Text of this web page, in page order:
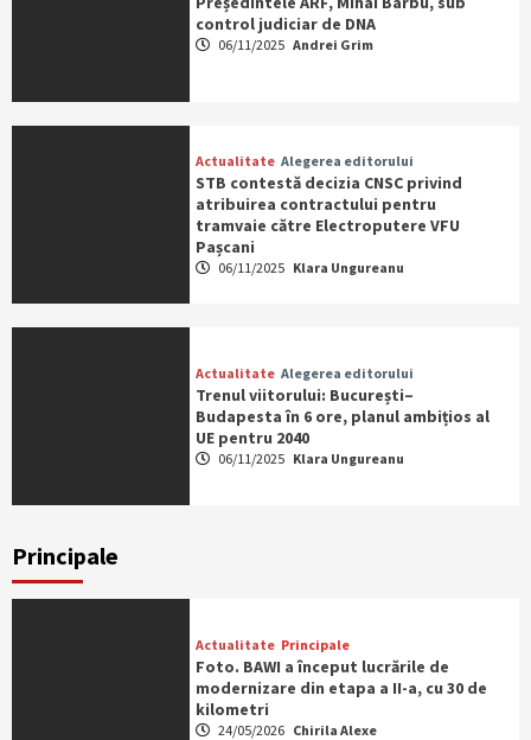
control judiciar de DNA
06/11/2025 Andrei Grim
Actualitate Alegerea editorului
STB contestă decizia CNSC privind
atribuirea contractului pentru
tramvaie către Electroputere VFU
Pașcani
06/11/2025 Klara Ungureanu
Actualitate Alegerea editorului
Trenul viitorului: București–
Budapesta în 6 ore, planul ambițios al
UE pentru 2040
06/11/2025 Klara Ungureanu
Principale
Actualitate Principale
Foto. BAWI a început lucrările de
modernizare din etapa a II-a, cu 30 de
kilometri
24/05/2026 Chirila Alexe